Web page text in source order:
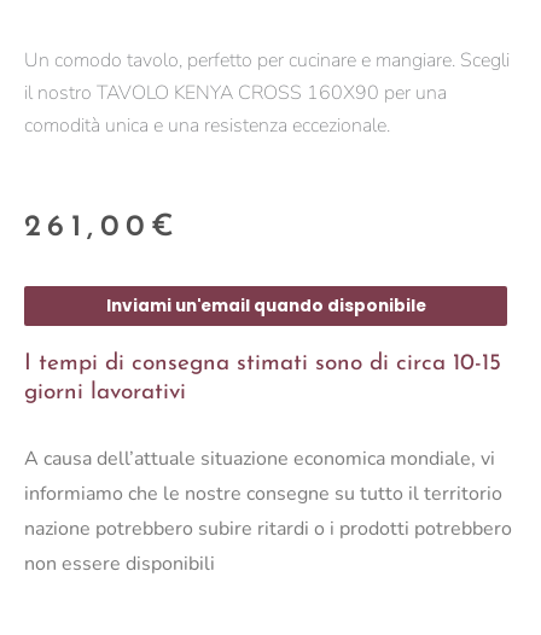
Un comodo tavolo, perfetto per cucinare e mangiare. Scegli
il nostro TAVOLO KENYA CROSS 160X90 per una
comodità unica e una resistenza eccezionale.
261,00 €
Inviami un'email quando disponibile
I tempi di consegna stimati sono di circa 10-15
giorni lavorativi
A causa dell’attuale situazione economica mondiale, vi
informiamo che le nostre consegne su tutto il territorio
nazione potrebbero subire ritardi o i prodotti potrebbero
non essere disponibili